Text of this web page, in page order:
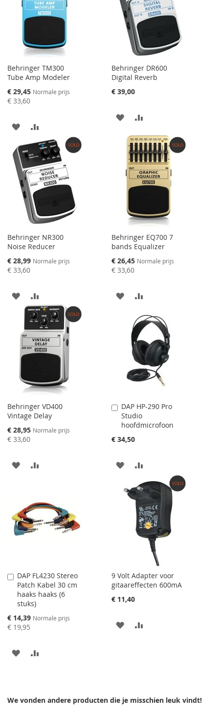
VERGELIJKEN
TE
VERGELIJKEN
Behringer TM300
Tube Amp Modeler
Speciale
prijs
€ 29,45 Normale prijs
€ 33,60
AAN
VERLANGLIJST
TOEVOEGEN
TOE
OM
TE
VERGELIJKEN
Behringer DR600
Digital Reverb
€ 39,00
AAN
VERLANGLIJST
TOEVOEGEN
TOE
OM
TE
VERGELIJKEN
Behringer NR300
Noise Reducer
Speciale
prijs
€ 28,99 Normale prijs
€ 33,60
AAN
VERLANGLIJST
TOEVOEGEN
TOE
OM
TE
VERGELIJKEN
Behringer EQ700 7
bands Equalizer
Speciale
prijs
€ 26,45 Normale prijs
€ 33,60
AAN
TOEVOEGEN
OM
TE
VERGELIJKEN
Behringer VD400
Vintage Delay
Speciale
prijs
€ 28,95 Normale prijs
€ 33,60
AAN
VERGELIJKEN
DAP HP-290 Pro
Studio
hoofdmicrofoon
€ 34,50
Aan
winkelwagen
toevoegen
AAN
VERLANGLIJST
TOEVOEGEN
TOE
OM
TE
VERGELIJKEN
DAP FL4230 Stereo
Patch Kabel 30 cm
haaks haaks (6
stuks)
Speciale
prijs
€ 14,39 Normale prijs
€ 19,95
Aan
winkelwagen
toevoegen
AAN
TE
9 Volt Adapter voor
gitaareffecten 600mA
€ 11,40
AAN
We vonden andere producten die je misschien leuk vindt!